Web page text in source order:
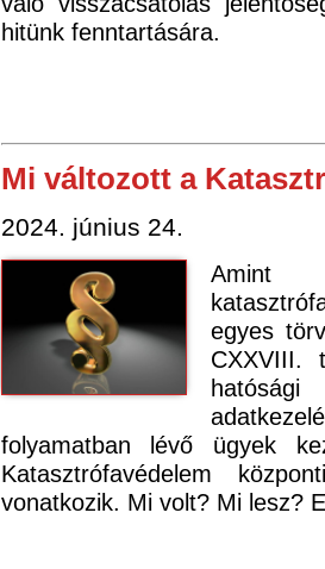
hitünk fenntartására.
Mi változott a
2024. június 24.
Amint
egyes
CXXVIII.
folyamatban lévő ügyek
Katasztrófavédelem
vonatkozik. Mi volt? Mi lesz?